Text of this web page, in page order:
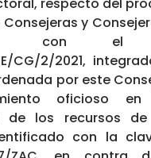
respecto del
y
con el
CG/2/2021,
por este
oficioso
de los recursos
con la